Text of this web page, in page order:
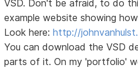
VSD. Don't be afraid, to do
example website showing
Look here:http://
You can download the VSD
parts of it. On my 'portfolio'